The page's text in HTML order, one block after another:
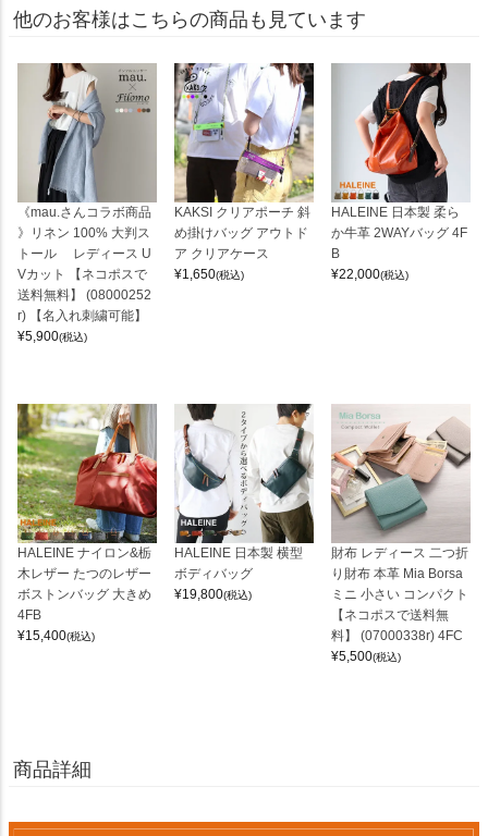
他のお客様はこちらの商品も見ています
《mau.さんコラボ商品
》リネン 100% 大判ス
トール レディース U
Vカット 【ネコポスで
送料無料】 (08000252
r) 【名入れ刺繍可能】
¥5,900(税込)
KAKSI クリアポーチ 斜
め掛けバッグ アウトド
ア クリアケース
¥1,650(税込)
HALEINE 日本製 柔ら
か牛革 2WAYバッグ 4F
B
¥22,000(税込)
HALEINE ナイロン&栃
木レザー たつのレザー
ボストンバッグ 大きめ
4FB
¥15,400(税込)
HALEINE 日本製 横型
ボディバッグ
¥19,800(税込)
財布 レディース 二つ折
り財布 本革 Mia Borsa
ミニ 小さい コンパクト
【ネコポスで送料無
料】 (07000338r) 4FC
¥5,500(税込)
商品詳細